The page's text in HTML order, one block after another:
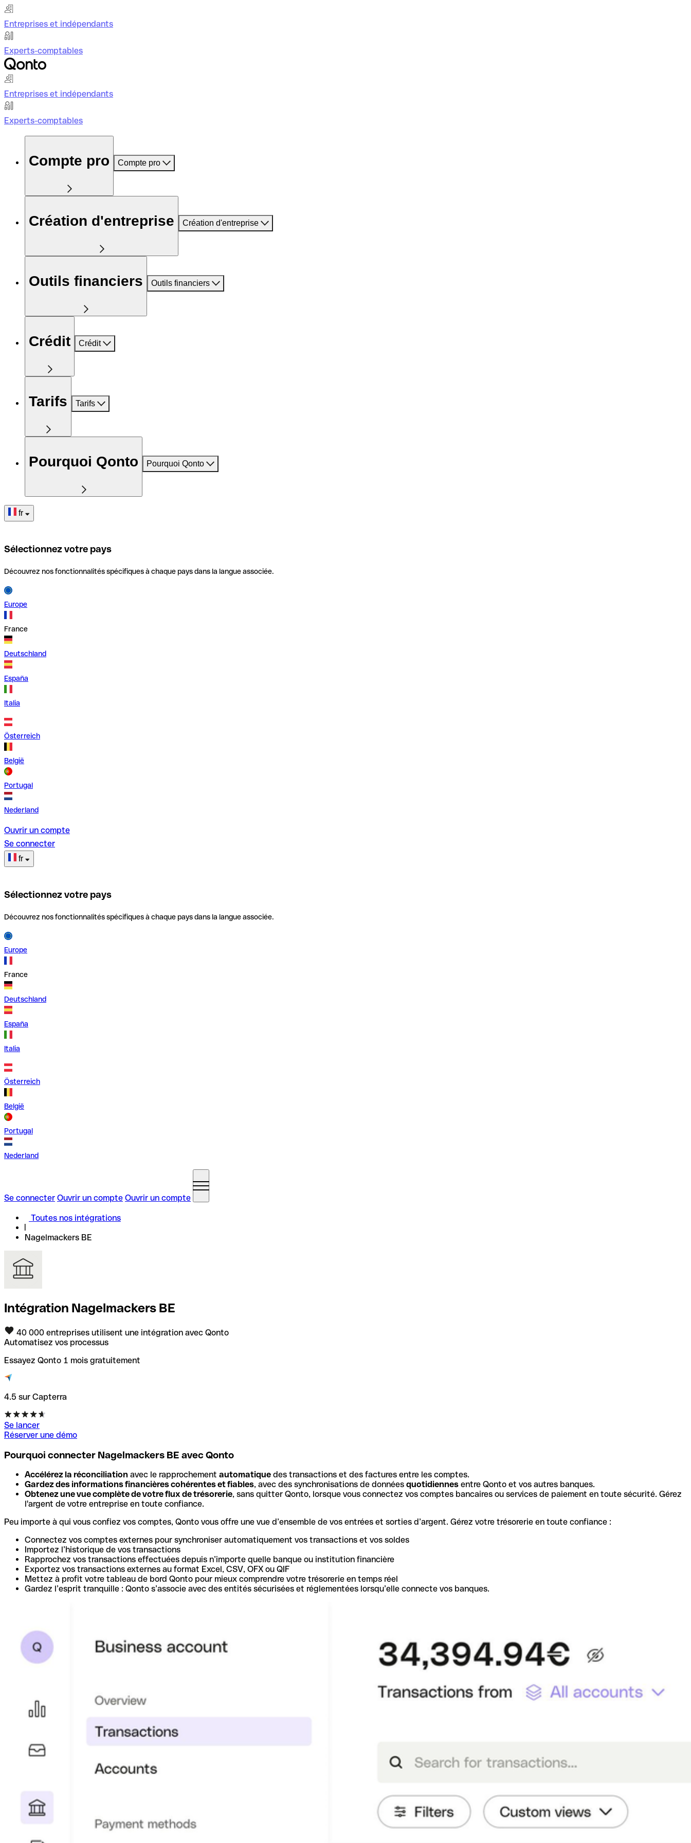
Entreprises et indépendants
Experts-comptables
Entreprises et indépendants
Experts-comptables
Compte pro Compte pro
Création d'entreprise Création d'entreprise
Outils financiers Outils financiers
Crédit Crédit
Tarifs Tarifs
Pourquoi Qonto Pourquoi Qonto
fr
Sélectionnez votre pays
Découvrez nos fonctionnalités spécifiques à chaque pays dans la langue associée.
Europe
France
Deutschland
España
Italia
Österreich
België
Portugal
Nederland
Ouvrir un compte
Se connecter
fr
Sélectionnez votre pays
Découvrez nos fonctionnalités spécifiques à chaque pays dans la langue associée.
Europe
France
Deutschland
España
Italia
Österreich
België
Portugal
Nederland
Se connecter Ouvrir un compte Ouvrir un compte
Toutes nos intégrations
Nagelmackers BE
Intégration Nagelmackers BE
40 000 entreprises utilisent une intégration avec Qonto
Automatisez vos processus
Essayez Qonto 1 mois gratuitement
4.5 sur Capterra
Se lancer
Réserver une démo
Pourquoi connecter Nagelmackers BE avec Qonto
Accélérez la réconciliation avec le rapprochement automatique des transactions et des factures entre les comptes.
Gardez des informations financières cohérentes et fiables, avec des synchronisations de données quotidiennes entre Qonto et vos autres banques.
Obtenez une vue complète de votre flux de trésorerie, sans quitter Qonto, lorsque vous connectez vos comptes bancaires ou services de paiement en toute sécurité. Gérez
l'argent de votre entreprise en toute confiance.
Peu importe à qui vous confiez vos comptes, Qonto vous offre une vue d’ensemble de vos entrées et sorties d’argent. Gérez votre trésorerie en toute confiance :
Connectez vos comptes externes pour synchroniser automatiquement vos transactions et vos soldes
Importez l’historique de vos transactions
Rapprochez vos transactions effectuées depuis n’importe quelle banque ou institution financière
Exportez vos transactions externes au format Excel, CSV, OFX ou QIF
Mettez à profit votre tableau de bord Qonto pour mieux comprendre votre trésorerie en temps réel
Gardez l’esprit tranquille : Qonto s’associe avec des entités sécurisées et réglementées lorsqu’elle connecte vos banques.